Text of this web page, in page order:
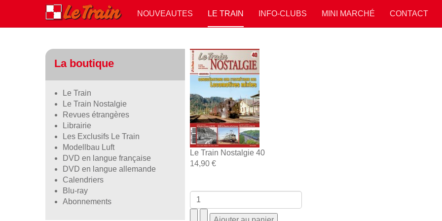
NOUVEAUTES LE TRAIN INFO-CLUBS MINI MARCHÉ CONTACT
Le Train Nostalgie 40
14,90 €
La boutique
Le Train
Le Train Nostalgie
Revues étrangères
Librairie
Les Exclusifs Le Train
Modellbau Luft
DVD en langue française
DVD en langue allemande
Calendriers
Blu-ray
Abonnements